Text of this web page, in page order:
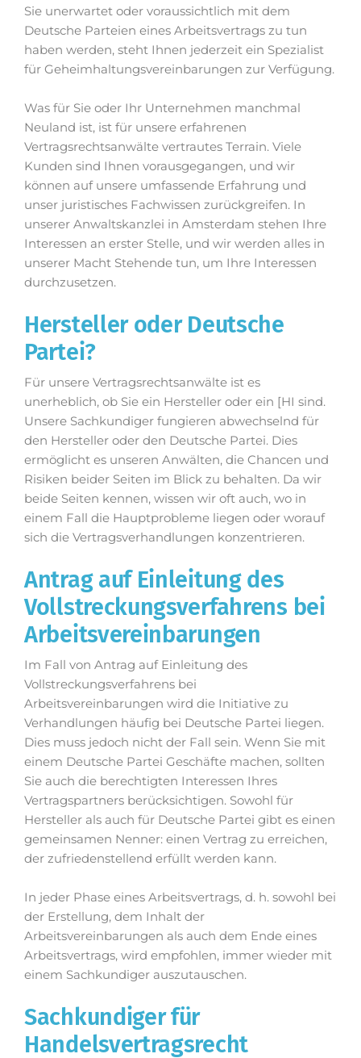
Sie unerwartet oder voraussichtlich mit dem
Deutsche Parteien eines Arbeitsvertrags zu tun
haben werden, steht Ihnen jederzeit ein Spezialist
für Geheimhaltungsvereinbarungen zur Verfügung.
Was für Sie oder Ihr Unternehmen manchmal
Neuland ist, ist für unsere erfahrenen
Vertragsrechtsanwälte vertrautes Terrain. Viele
Kunden sind Ihnen vorausgegangen, und wir
können auf unsere umfassende Erfahrung und
unser juristisches Fachwissen zurückgreifen. In
unserer Anwaltskanzlei in Amsterdam stehen Ihre
Interessen an erster Stelle, und wir werden alles in
unserer Macht Stehende tun, um Ihre Interessen
durchzusetzen.
Hersteller oder Deutsche
Partei?
Für unsere Vertragsrechtsanwälte ist es
unerheblich, ob Sie ein Hersteller oder ein [HI sind.
Unsere Sachkundiger fungieren abwechselnd für
den Hersteller oder den Deutsche Partei. Dies
ermöglicht es unseren Anwälten, die Chancen und
Risiken beider Seiten im Blick zu behalten. Da wir
beide Seiten kennen, wissen wir oft auch, wo in
einem Fall die Hauptprobleme liegen oder worauf
sich die Vertragsverhandlungen konzentrieren.
Antrag auf Einleitung des
Vollstreckungsverfahrens bei
Arbeitsvereinbarungen
Im Fall von Antrag auf Einleitung des
Vollstreckungsverfahrens bei
Arbeitsvereinbarungen wird die Initiative zu
Verhandlungen häufig bei Deutsche Partei liegen.
Dies muss jedoch nicht der Fall sein. Wenn Sie mit
einem Deutsche Partei Geschäfte machen, sollten
Sie auch die berechtigten Interessen Ihres
Vertragspartners berücksichtigen. Sowohl für
Hersteller als auch für Deutsche Partei gibt es einen
gemeinsamen Nenner: einen Vertrag zu erreichen,
der zufriedenstellend erfüllt werden kann.
In jeder Phase eines Arbeitsvertrags, d. h. sowohl bei
der Erstellung, dem Inhalt der
Arbeitsvereinbarungen als auch dem Ende eines
Arbeitsvertrags, wird empfohlen, immer wieder mit
einem Sachkundiger auszutauschen.
Sachkundiger für
Handelsvertragsrecht